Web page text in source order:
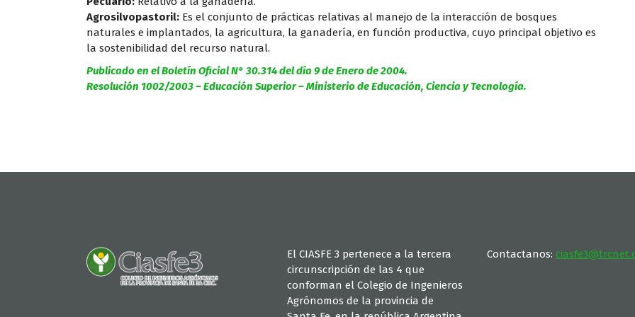
Agrosilvopastoril: Es el conjunto de prácticas relativas al manejo de la interacción de bosques
naturales e implantados, la agricultura, la ganadería, en función productiva, cuyo principal objetivo es
la sostenibilidad del recurso natural.
Publicado en el Boletín Oficial N° 30.314 del día 9 de Enero de 2004.
Resolución 1002/2003 – Educación Superior – Ministerio de Educación, Ciencia y Tecnología.
El CIASFE 3 pertenece a la tercera
circunscripción de las 4 que
conforman el Colegio de Ingenieros
Agrónomos de la provincia de
Contactanos: